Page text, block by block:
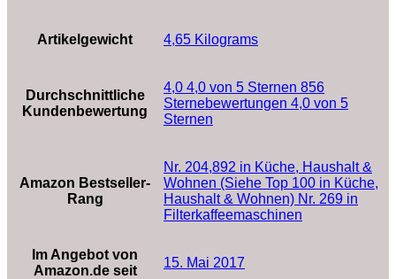
Artikelgewicht ‎4,65 Kilograms
Durchschnittliche
Kundenbewertung
4,0 4,0 von 5 Sternen 856
Sternebewertungen 4,0 von 5
Sternen
Amazon Bestseller-
Rang
Nr. 204,892 in Küche, Haushalt &
Wohnen (Siehe Top 100 in Küche,
Haushalt & Wohnen) Nr. 269 in
Filterkaffeemaschinen
Im Angebot von
Amazon.de seit
15. Mai 2017